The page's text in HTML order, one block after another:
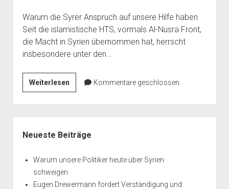
Warum die Syrer Anspruch auf unsere Hilfe haben
Seit die islamistische HTS, vormals Al-Nusra Front,
die Macht in Syrien übernommen hat, herrscht
insbesondere unter den…
WeiterlesenNacht
über
Syrien
Kommentare geschlossen.
Neueste Beiträge
Warum unsere Politiker heute über Syrien
schweigen
Eugen Drewermann fordert Verständigung und